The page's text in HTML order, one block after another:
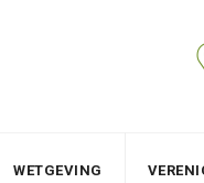
WETGEVING